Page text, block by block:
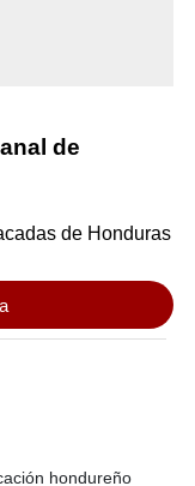
de
de Honduras
hondureño